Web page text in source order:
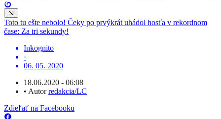
Toto tu ešte nebolo! Čeky po prvýkrát uhádol hosťa v rekordnom
čase: Za tri sekundy!
Inkognito
·
06. 05. 2020
18.06.2020 - 06:08
• Autorredakcia/LC
Zdieľať na Facebooku